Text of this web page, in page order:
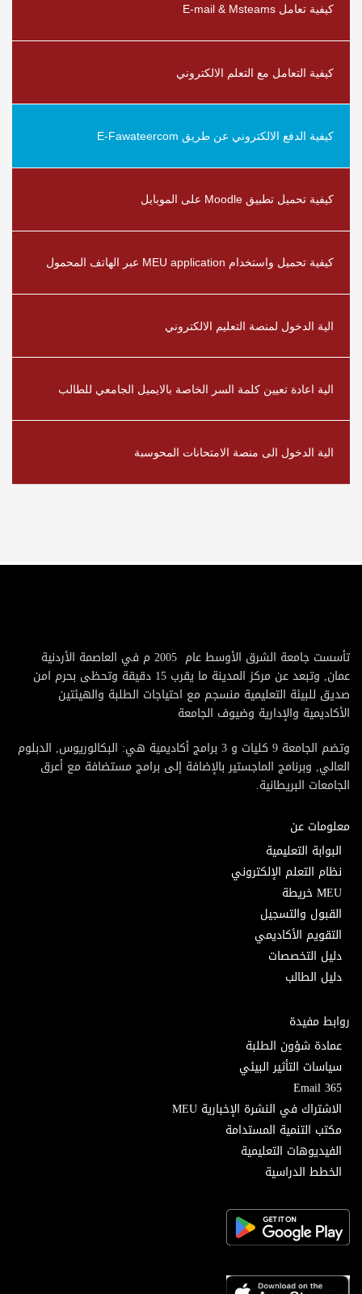
كيفية تعامل E-mail & Msteams
كيفية التعامل مع التعلم الالكتروني
كيفية الدفع الالكتروني عن طريق E-Fawateercom
كيفية تحميل تطبيق Moodle على الموبايل
كيفية تحميل واستخدام MEU application عبر الهاتف المحمول
الية الدخول لمنصة التعليم الالكتروني
الية اعادة تعيين كلمة السر الخاصة بالايميل الجامعي للطالب
الية الدخول الى منصة الامتحانات المحوسبة
تأسست جامعة الشرق الأوسط عام 2005 م في العاصمة الأردنية
عمان, وتبعد عن مركز المدينة ما يقرب 15 دقيقة وتحظى بحرم امن
صديق للبيئة التعليمية منسجم مع احتياجات الطلبة والهيئتين
الأكاديمية والإدارية وضيوف الجامعة
وتضم الجامعة 9 كليات و 3 برامج أكاديمية هي: البكالوريوس, الدبلوم
العالي, وبرنامج الماجستير بالإضافة إلى برامج مستضافة مع أعرق
الجامعات البريطانية.
معلومات عن
البوابة التعليمية
نظام التعلم الإلكتروني
MEU خريطة
القبول والتسجيل
التقويم الأكاديمي
دليل التخصصات
دليل الطالب
روابط مفيدة
عمادة شؤون الطلبة
سياسات التأثير البيئي
Email 365
الاشتراك في النشرة الإخبارية MEU
مكتب التنمية المستدامة
الفيديوهات التعليمية
الخطط الدراسية